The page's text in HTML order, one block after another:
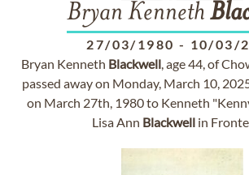
Bryan Kenneth
27/03/1980 - 10/03/
Bryan Kenneth Blackwell, age 44, of
passed away on Monday, March 10,
on March 27th, 1980 to Kenneth
Lisa Ann Blackwell in